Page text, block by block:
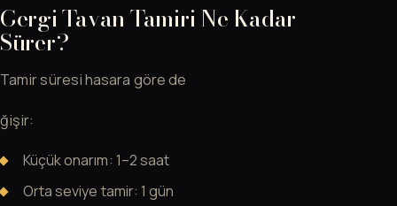
Gergi Tavan Tamiri Ne Kadar
Sürer?
Tamir süresi hasara göre de
ğişir:
Küçük onarım: 1–2 saat
Orta seviye tamir: 1 gün